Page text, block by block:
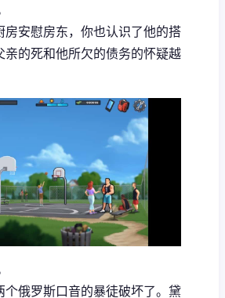
房安慰房东，你也认识了他的搭
亲的死和他所欠的债务的怀疑越
个俄罗斯口音的暴徒破坏了。黛